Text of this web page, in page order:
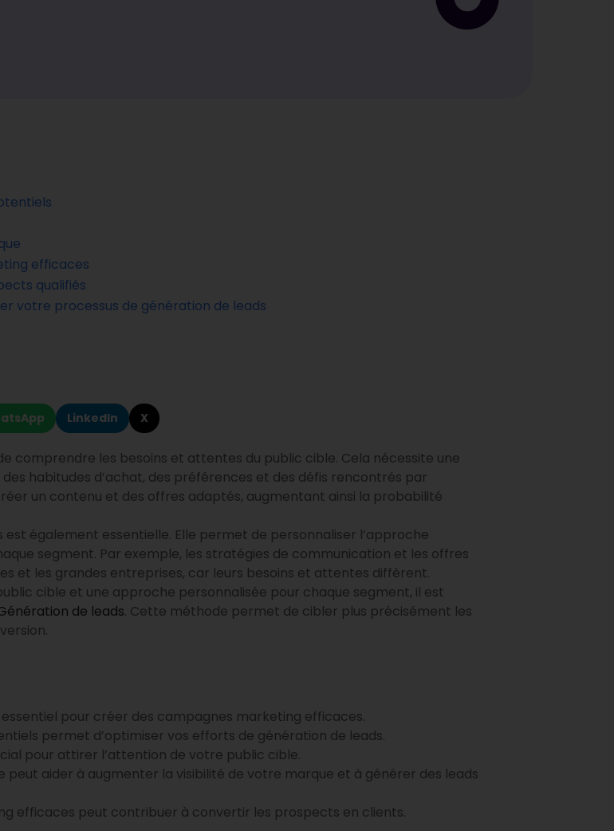
efficaces
qualifiés
votre processus de génération de leads
LinkedIn X
comprendre les besoins et attentes du public cible. Cela nécessite une
habitudes d’achat, des préférences et des défis rencontrés par
un contenu et des offres adaptés, augmentant ainsi la probabilité
également essentielle. Elle permet de personnaliser l’approche
segment. Par exemple, les stratégies de communication et les offres
et les grandes entreprises, car leurs besoins et attentes diffèrent.
cible et une approche personnalisée pour chaque segment, il est
de leads. Cette méthode permet de cibler plus précisément les
pour créer des campagnes marketing efficaces.
permet d’optimiser vos efforts de génération de leads.
pour attirer l’attention de votre public cible.
peut aider à augmenter la visibilité de votre marque et à générer des leads
efficaces peut contribuer à convertir les prospects en clients.